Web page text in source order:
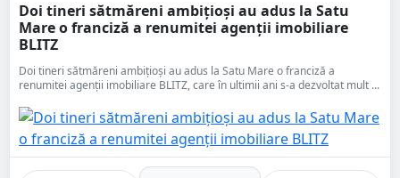
Doi tineri sătmăreni ambițioși au adus la Satu
Mare o franciză a renumitei agenții imobiliare
BLITZ
Doi tineri sătmăreni ambițioși au adus la Satu Mare o franciză a
renumitei agenții imobiliare BLITZ, care în ultimii ani s-a dezvoltat mult ...